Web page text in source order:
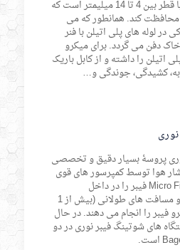
داکت باریک چند رشته با قطر بین 4 تا 14 میلیمتر است که
محافظت کند. همانطور که می
در لوله های پلی اتیلن با فنر
دفن می گردد. برای میکرو
اتیلن را داشته و از کابل باریک
کشیدگی، جوندگی و…
پروسۀ بسیار دقیق و تخصصی
هوا توسط کمپرسور های قوی
و با دستگاه Micro Fiber Blower فیبر را در داخل
میکروداکت شوت کرده و مسافت های طولانی (بیش از 1
فیبر را انجام می دهند. در حال
های شوتینگ فیبر نوری در دو